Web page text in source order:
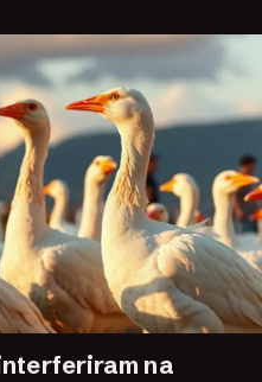
na